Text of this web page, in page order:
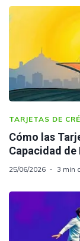
TARJETAS DE
Cómo las
Capacidad
25/06/2026 3 min